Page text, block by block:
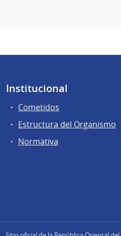
Institucional
Cometidos
Estructura del Organismo
Normativa